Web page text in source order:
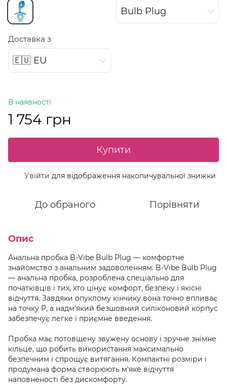
Bulb Plug
Доставка з
🇪🇺 EU
В наявності
1 754 грн
Купити
Увійти для відображення накопичувальної знижки
До обраного Порівняти
Опис
Анальна пробка B-Vibe Bulb Plug — комфортне
знайомство з анальним задоволенням. B-Vibe Bulb Plug
— анальна пробка, розроблена спеціально для
початківців і тих, хто цінує комфорт, безпеку і якісні
відчуття. Завдяки опуклому кінчику вона точно впливає
на точку P, а надм'який безшовний силіконовий корпус
забезпечує легке і приємне введення.
Пробка має потовщену звужену основу і зручне знімне
кільце, що робить використання максимально
безпечним і спрощує витягання. Компактні розміри і
продумана форма створюють м'яке відчуття
наповненості без дискомфорту.